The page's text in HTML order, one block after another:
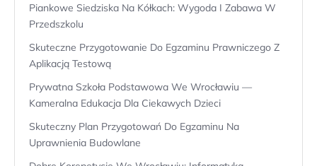
Piankowe Siedziska Na Kółkach: Wygoda I Zabawa W
Przedszkolu
Skuteczne Przygotowanie Do Egzaminu Prawniczego Z
Aplikacją Testową
Prywatna Szkoła Podstawowa We Wrocławiu —
Kameralna Edukacja Dla Ciekawych Dzieci
Skuteczny Plan Przygotowań Do Egzaminu Na
Uprawnienia Budowlane